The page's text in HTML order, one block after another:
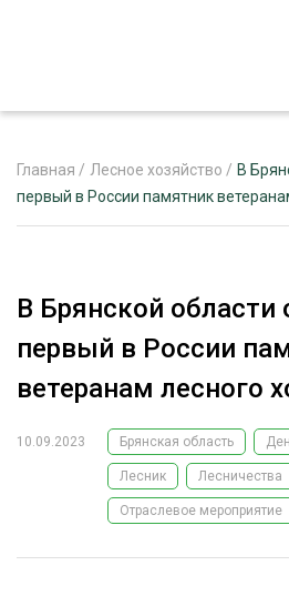
ЛЕСНОЕ ХОЗЯЙСТВО
ЛЕСОЗАГОТОВКА
ОБРАБОТКА ДРЕВЕСИНЫ
ЭКСПЕРТНОЕ МНЕНИЕ
Главная / Лесное хозяйство / В
первый в России памятник
В Брянской области
первый в России
ветеранам лесного
10.09.2023 Брянская область
Лесник Лесничества
Отраслевое мероприятие